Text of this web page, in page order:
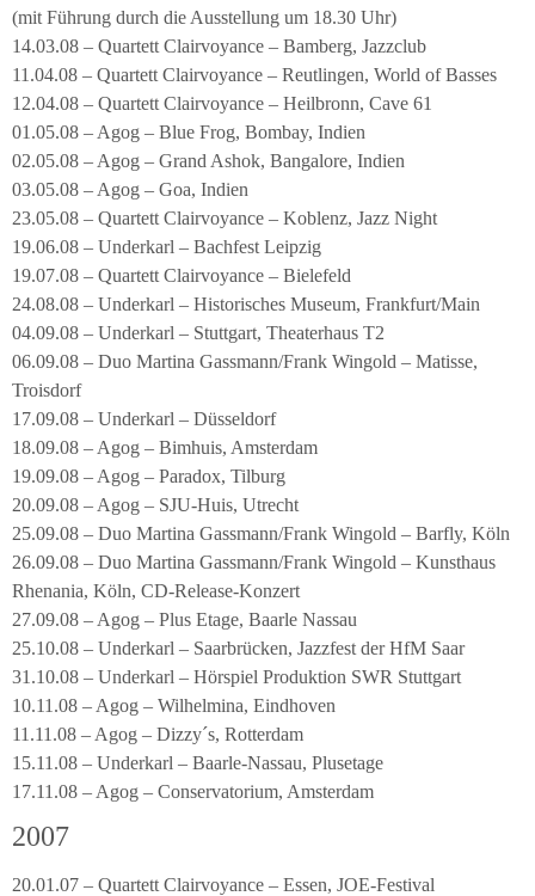
(mit Führung durch die Ausstellung um 18.30 Uhr)
14.03.08 – Quartett Clairvoyance – Bamberg, Jazzclub
11.04.08 – Quartett Clairvoyance – Reutlingen, World of Basses
12.04.08 – Quartett Clairvoyance – Heilbronn, Cave 61
01.05.08 – Agog – Blue Frog, Bombay, Indien
02.05.08 – Agog – Grand Ashok, Bangalore, Indien
03.05.08 – Agog – Goa, Indien
23.05.08 – Quartett Clairvoyance – Koblenz, Jazz Night
19.06.08 – Underkarl – Bachfest Leipzig
19.07.08 – Quartett Clairvoyance – Bielefeld
24.08.08 – Underkarl – Historisches Museum, Frankfurt/Main
04.09.08 – Underkarl – Stuttgart, Theaterhaus T2
06.09.08 – Duo Martina Gassmann/Frank Wingold – Matisse,
Troisdorf
17.09.08 – Underkarl – Düsseldorf
18.09.08 – Agog – Bimhuis, Amsterdam
19.09.08 – Agog – Paradox, Tilburg
20.09.08 – Agog – SJU-Huis, Utrecht
25.09.08 – Duo Martina Gassmann/Frank Wingold – Barfly, Köln
26.09.08 – Duo Martina Gassmann/Frank Wingold – Kunsthaus
Rhenania, Köln, CD-Release-Konzert
27.09.08 – Agog – Plus Etage, Baarle Nassau
25.10.08 – Underkarl – Saarbrücken, Jazzfest der HfM Saar
31.10.08 – Underkarl – Hörspiel Produktion SWR Stuttgart
10.11.08 – Agog – Wilhelmina, Eindhoven
11.11.08 – Agog – Dizzy´s, Rotterdam
15.11.08 – Underkarl – Baarle-Nassau, Plusetage
17.11.08 – Agog – Conservatorium, Amsterdam
2007
20.01.07 – Quartett Clairvoyance – Essen, JOE-Festival